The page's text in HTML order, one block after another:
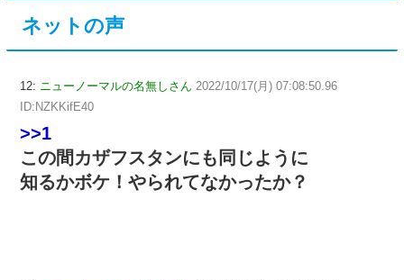
ネットの声
12: ニューノーマルの名無しさん 2022/10/17(月) 07:08:50.96
ID:NZKKifE40
>>1
この間カザフスタンにも同じように
知るかボケ！やられてなかったか？